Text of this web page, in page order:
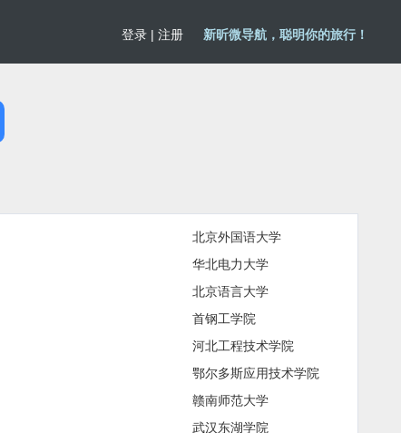
登录 | 注册 新昕微导航，聪明你的旅行！
北京外国语大学
华北电力大学
北京语言大学
首钢工学院
河北工程技术学院
鄂尔多斯应用技术学院
赣南师范大学
武汉东湖学院